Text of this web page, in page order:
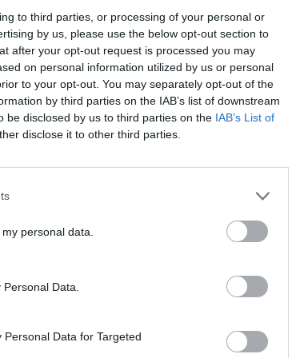
to third parties, or processing of your personal or
by us, please use the below opt-out section to
after your opt-out request is processed you may
on personal information utilized by us or personal
to your opt-out. You may separately opt-out of the
by third parties on the IAB’s list of downstream
be disclosed by us to third parties on the IAB’s List of
disclose it to other third parties.
personal data.
Data.
Data for Targeted
ως μέρος μιας επέκτασης που
αναζήτησής της που τροφοδοτείται
απλές απαντήσεις σε ερωτήσεις
Τον περασμένο μήνα, λάνσαρε
από τεχνητή νοημοσύνη, το Comet.
για την υπεροχή στην παραγωγική
OpenAI να προσφέρουν τεράστιους
με μια πιθανή εξαγορά, αλλά οι
του Υπουργείου Δικαιοσύνης των
της αγωγής για παραβίαση
πέρυσι. Ο δικαστής στην υπόθεση